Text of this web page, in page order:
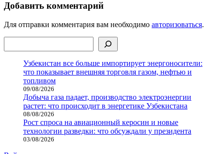
Добавить комментарий
Для отправки комментария вам необходимо авторизоваться.
Узбекистан все больше импортирует энергоносители:
что показывает внешняя торговля газом, нефтью и
топливом
09/08/2026
Добыча газа падает, производство электроэнергии
растет: что происходит в энергетике Узбекистана
08/08/2026
Рост спроса на авиационный керосин и новые
технологии разведки: что обсуждали у президента
03/08/2026